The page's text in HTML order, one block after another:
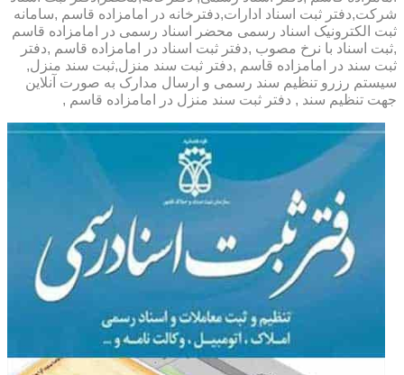
شرکت,دفتر ثبت اسناد ادارات,دفترخانه در امامزاده قاسم ,سامانه
ثبت الکترونیک اسناد رسمی محضر اسناد رسمی در امامزاده قاسم
,ثبت اسناد با نرخ مصوب ,دفتر ثبت اسناد در امامزاده قاسم ,دفتر
ثبت سند در امامزاده قاسم ,دفتر ثبت سند منزل,ثبت سند منزل,
سیستم رزرو تنظیم سند رسمی و ارسال مدارک به صورت آنلاین
جهت تنظیم سند , دفتر ثبت سند منزل در امامزاده قاسم ,